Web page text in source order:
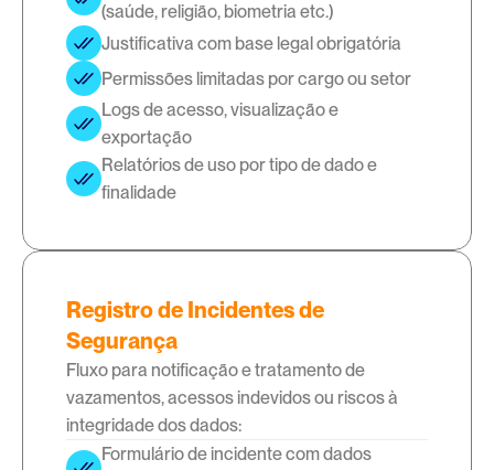
(saúde, religião, biometria etc.)
Justificativa com base legal obrigatória
Permissões limitadas por cargo ou setor
Logs de acesso, visualização e
exportação
Relatórios de uso por tipo de dado e
finalidade
Registro de Incidentes de
Segurança
Fluxo para notificação e tratamento de
vazamentos, acessos indevidos ou riscos à
integridade dos dados:
Formulário de incidente com dados